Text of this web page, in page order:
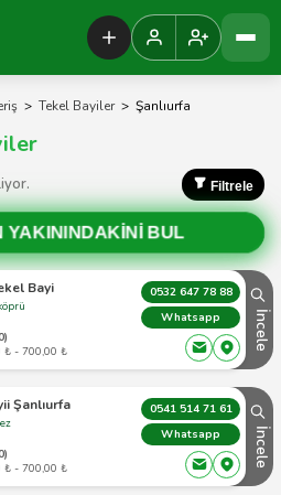
> Tekel Bayiler > Şanlıurfa
Filtrele
YAKININDAKİNİ BUL
Bayi
₺ - 700,00 ₺
0532 647 78 88
Whatsapp
İncele
Şanlıurfa
₺ - 700,00 ₺
0541 514 71 61
Whatsapp
İncele